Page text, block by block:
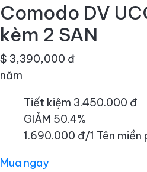
Comodo DV
kèm 2 SAN
$ 3,390,000 đ
năm
Tiết kiệm 3.450.000 đ
GIẢM 50.4%
1.690.000 đ/1 Tên miền
Mua ngay